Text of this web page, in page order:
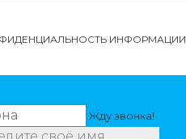
ИНФОРМАЦИИ
Жду звонка!